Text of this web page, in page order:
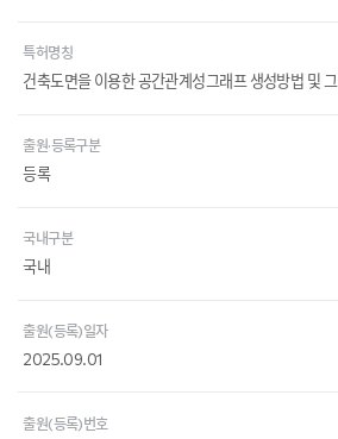
특허명칭
건축도면을 이용한 공간관계성그래프 생성방법 및
출원·등록구분
등록
국내구분
국내
출원(등록)일자
2025.09.01
출원(등록)번호